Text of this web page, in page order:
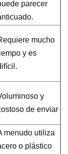
parecer
mucho
y es
y
de enviar
menudo utiliza
o plástico